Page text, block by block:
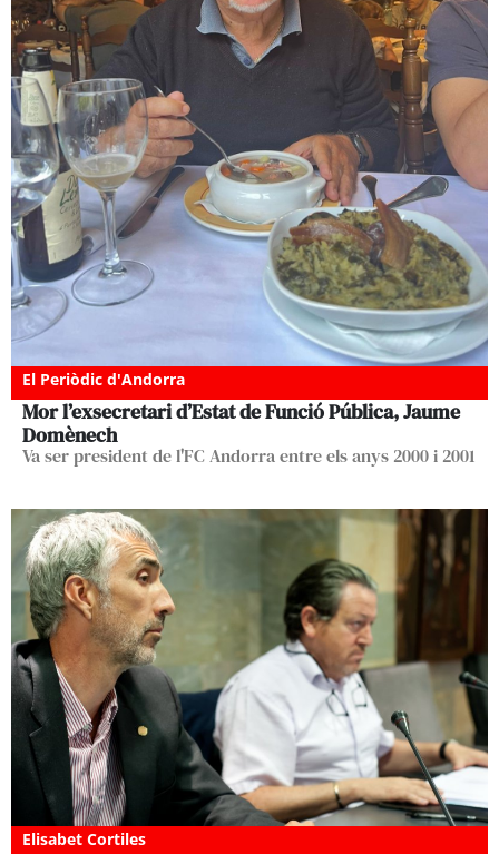
El Periòdic d'Andorra
Mor l’exsecretari d’Estat de Funció Pública, Jaume
Domènech
Va ser president de l'FC Andorra entre els anys 2000 i 2001
Elisabet Cortiles